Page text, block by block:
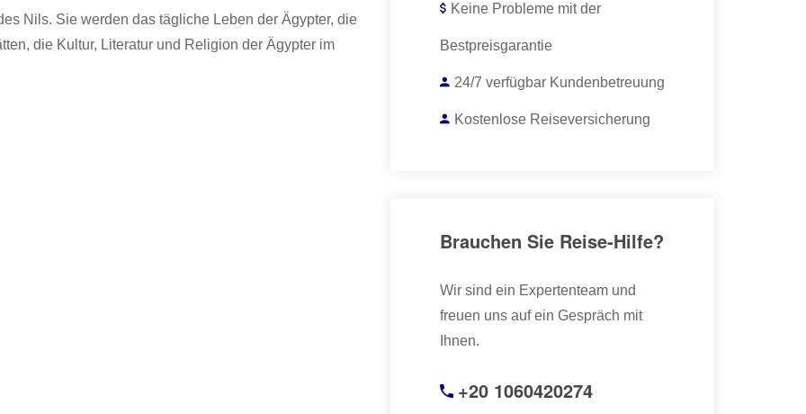
Nils. Sie werden das tägliche Leben der Ägypter, die
die Kultur, Literatur und Religion der Ägypter im
Keine Probleme mit der
Bestpreisgarantie
24/7 verfügbar Kundenbetreuung
Kostenlose Reiseversicherung
Brauchen Sie Reise-Hilfe?
Wir sind ein Expertenteam und
freuen uns auf ein Gespräch mit
Ihnen.
+20 1060420274